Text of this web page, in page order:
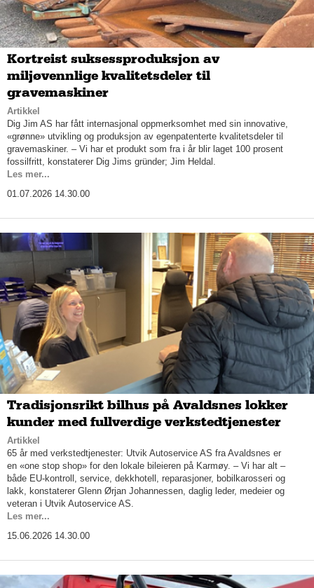
Kortreist suksessproduksjon av
miljøvennlige kvalitetsdeler til
gravemaskiner
Artikkel
Dig Jim AS har fått internasjonal oppmerksomhet med sin innovative,
«grønne» utvikling og produksjon av egenpatenterte kvalitetsdeler til
gravemaskiner. – Vi har et produkt som fra i år blir laget 100 prosent
fossilfritt, konstaterer Dig Jims gründer; Jim Heldal.
Les mer...
01.07.2026 14.30.00
Tradisjonsrikt bilhus på Avaldsnes lokker
kunder med fullverdige verkstedtjenester
Artikkel
65 år med verkstedtjenester: Utvik Autoservice AS fra Avaldsnes er
en «one stop shop» for den lokale bileieren på Karmøy. – Vi har alt –
både EU-kontroll, service, dekkhotell, reparasjoner, bobilkarosseri og
lakk, konstaterer Glenn Ørjan Johannessen, daglig leder, medeier og
veteran i Utvik Autoservice AS.
Les mer...
15.06.2026 14.30.00